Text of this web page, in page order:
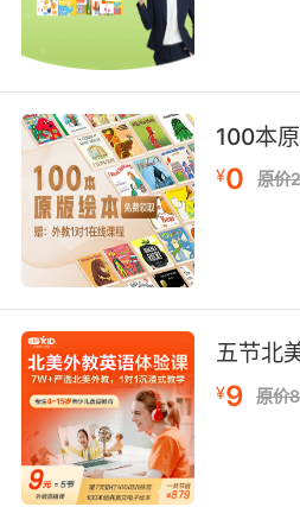
如果仅是靠书本来学习英
们产生一些厌学的情绪，
家长们可以让孩子们多看
和绘本，这样会将教学内
让孩子更加愿意积极主动的
对于这些国外英语单词的
呢？在孩子学习英语的过
法有很多，有一些是有用
很低的，其实这些都和孩
关系，老师们孩子要根据
适合他们的教学方法。
100本
¥0 原价
五节北
¥9 原价